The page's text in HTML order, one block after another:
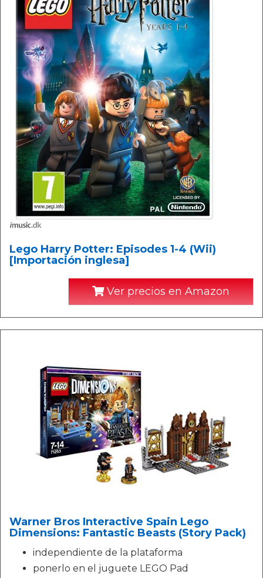
Lego Harry Potter: Episodes 1-4 (Wii)
[Importación inglesa]
Ver precios en Amazon
Warner Bros Interactive Spain Lego
Dimensions: Fantastic Beasts (Story Pack)
independiente de la plataforma
ponerlo en el juguete LEGO Pad